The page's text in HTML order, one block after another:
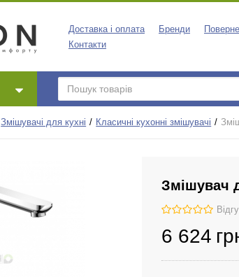
Доставка і оплата Бренди
Контакти
Змішувачі для кухні Класичні кухонні змішувачі
Змішувач
6 624